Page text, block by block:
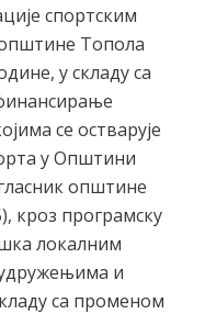
спортским
Топола
у складу са
се остварује
у Општини
општине
кроз програмску
локалним
и
са променом